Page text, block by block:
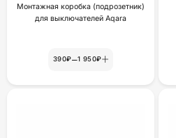
Монтажная коробка (подрозетник)
для выключателей Aqara
390₽–1 950₽